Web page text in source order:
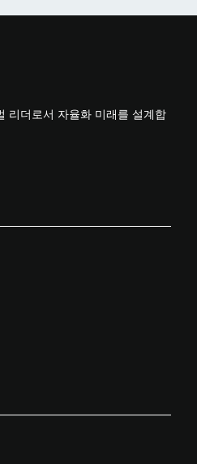
리더로서 자율화 미래를 설계합